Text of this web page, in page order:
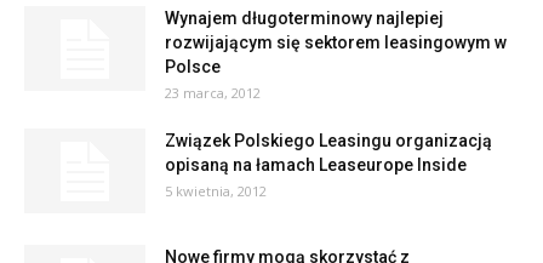
Wynajem długoterminowy najlepiej
rozwijającym się sektorem leasingowym w
Polsce
23 marca, 2012
Związek Polskiego Leasingu organizacją
opisaną na łamach Leaseurope Inside
5 kwietnia, 2012
Nowe firmy mogą skorzystać z